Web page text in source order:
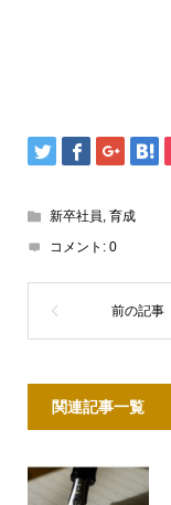
新卒社員, 育成
コメント: 0
関連記事一覧